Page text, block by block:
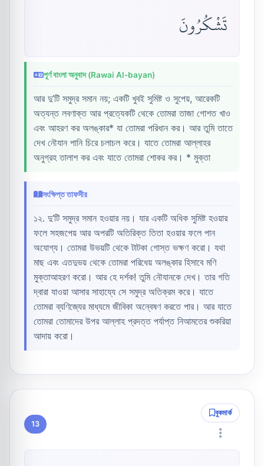
تَشْكُرُونَ
পূর্ণ বাংলা অনুবাদ (Rawai Al-bayan)
আর দু’টি সমুদ্র সমান নয়; একটি খুবই সুমিষ্ট ও সুপেয়, আরেকটি
অত্যন্ত লবণাক্ত আর প্রত্যেকটি থেকে তোমরা তাজা গোশত খাও
এবং আহরণ কর অলঙ্কার* যা তোমরা পরিধান কর। আর তুমি তাতে
দেখ নৌযান পানি চিরে চলাচল করে। যাতে তোমরা আল্লাহর
অনুগ্রহ তালাশ কর এবং যাতে তোমরা শোকর কর। * মুক্তা
সংক্ষিপ্ত তাফসীর
১২. দু‘টি সমুদ্র সমান হওয়ার নয়। যার একটি অধিক সুমিষ্ট হওয়ার
ফলে সহজপেয় আর অপরটি অতিরিক্ত তিতা হওয়ার ফলে পান
অযোগ্য। তোমরা উভয়টি থেকে টাটকা গোস্ত ভক্ষণ করো। যথা
মাছ এবং এতদুভয় থেকে তোমরা পরিধেয় অলঙ্কার হিসাবে মণি
মুক্তাআহরণ করো। আর হে দর্শক! তুমি নৌযানকে দেখ। তার গতি
দ্বারা যাওয়া আসার সাহায্যে সে সমুদ্র অতিক্রম করে। যাতে
তোমরা ব্যণিজ্যের মাধ্যমে জীবিকা অন্বেষণ করতে পার। আর যাতে
তোমরা তোমাদের উপর আল্লাহ প্রদত্ত পর্যাপ্ত নিআমতের শুকরিয়া
আদায় করো।
13
বুকমার্ক